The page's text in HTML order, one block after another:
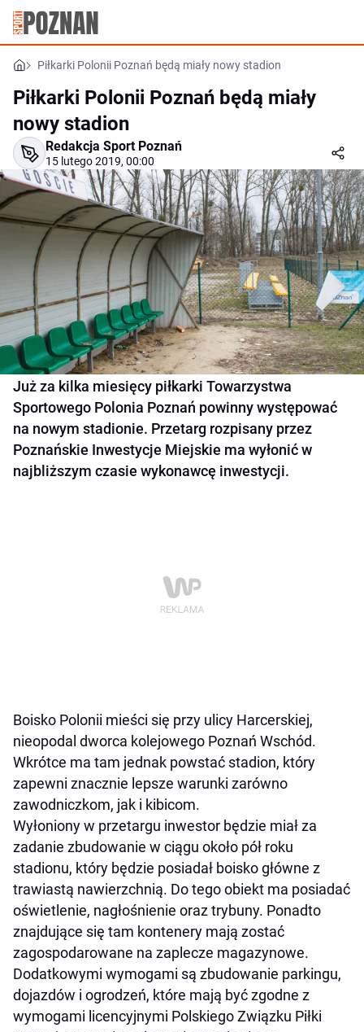
Piłkarki Polonii Poznań będą miały nowy stadion
Piłkarki Polonii Poznań będą miały
nowy stadion
Redakcja Sport Poznań
15 lutego 2019, 00:00
Już za kilka miesięcy piłkarki Towarzystwa
Sportowego Polonia Poznań powinny występować
na nowym stadionie. Przetarg rozpisany przez
Poznańskie Inwestycje Miejskie ma wyłonić w
najbliższym czasie wykonawcę inwestycji.
Boisko Polonii mieści się przy ulicy Harcerskiej,
nieopodal dworca kolejowego Poznań Wschód.
Wkrótce ma tam jednak powstać stadion, który
zapewni znacznie lepsze warunki zarówno
zawodniczkom, jak i kibicom.
Wyłoniony w przetargu inwestor będzie miał za
zadanie zbudowanie w ciągu około pół roku
stadionu, który będzie posiadał boisko główne z
trawiastą nawierzchnią. Do tego obiekt ma posiadać
oświetlenie, nagłośnienie oraz trybuny. Ponadto
znajdujące się tam kontenery mają zostać
zagospodarowane na zaplecze magazynowe.
Dodatkowymi wymogami są zbudowanie parkingu,
dojazdów i ogrodzeń, które mają być zgodne z
wymogami licencyjnymi Polskiego Związku Piłki